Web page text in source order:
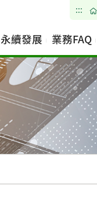
:::
永續發展 業務FAQ